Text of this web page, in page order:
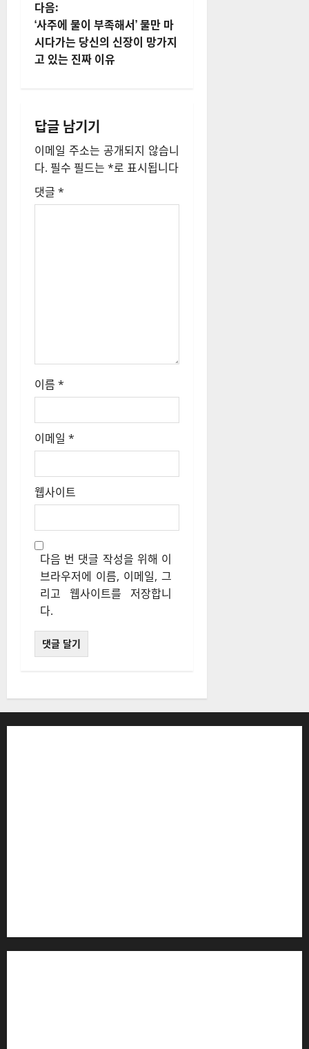
내
비
이
션
다음:
‘사주에 물이 부족해서’ 물만 마
시다가는 당신의 신장이 망가지
고 있는 진짜 이유
답글 남기기
이메일 주소는 공개되지 않습니
다. 필수 필드는 *로 표시됩니다
댓글 *
이름 *
이메일 *
웹사이트
다음 번 댓글 작성을 위해 이
브라우저에 이름, 이메일, 그
리고 웹사이트를 저장합니
다.